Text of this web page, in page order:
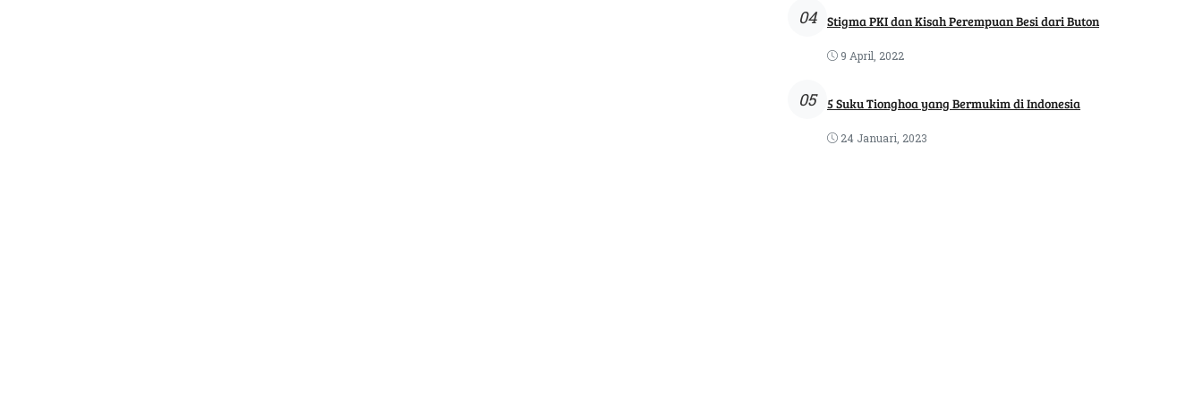
04 Stigma PKI dan Kisah Perempuan Besi dari Buton
9 April, 2022
05 5 Suku Tionghoa yang Bermukim di Indonesia
24 Januari, 2023